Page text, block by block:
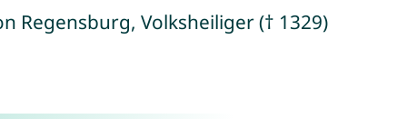
Regensburg, Volksheiliger († 1329)